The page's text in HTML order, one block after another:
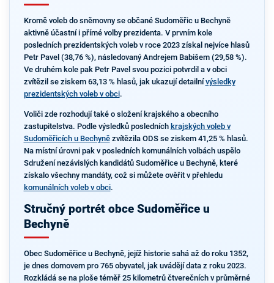
Kromě voleb do sněmovny se občané Sudoměřic u Bechyně
aktivně účastní i přímé volby prezidenta. V prvním kole
posledních prezidentských voleb v roce 2023 získal nejvíce hlasů
Petr Pavel (38,76 %), následovaný Andrejem Babišem (29,58 %).
Ve druhém kole pak Petr Pavel svou pozici potvrdil a v obci
zvítězil se ziskem 63,13 % hlasů, jak ukazují detailnívýsledky
prezidentských voleb v obci.
Voliči zde rozhodují také o složení krajského a obecního
zastupitelstva. Podle výsledků posledních krajských voleb v
Sudoměřicích u Bechynězvítězila ODS se ziskem 41,25 % hlasů.
Na místní úrovni pak v posledních komunálních volbách uspělo
Sdružení nezávislých kandidátů Sudoměřice u Bechyně, které
získalo všechny mandáty, což si můžete ověřit v přehledu
komunálních voleb v obci.
Stručný portrét obce Sudoměřice u
Bechyně
Obec Sudoměřice u Bechyně, jejíž historie sahá až do roku 1352,
je dnes domovem pro 765 obyvatel, jak uvádějí data z roku 2023.
Rozkládá se na ploše téměř 25 kilometrů čtverečních v průměrné